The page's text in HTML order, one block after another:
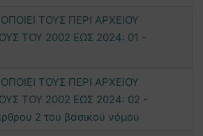
ΤΟΥΣ ΠΕΡΙ ΑΡΧΕΙΟΥ
ΤΟΥ 2002 ΕΩΣ 2024: 01 -
ΤΟΥΣ ΠΕΡΙ ΑΡΧΕΙΟΥ
ΤΟΥ 2002 ΕΩΣ 2024: 02 -
2 του βασικού νόμου